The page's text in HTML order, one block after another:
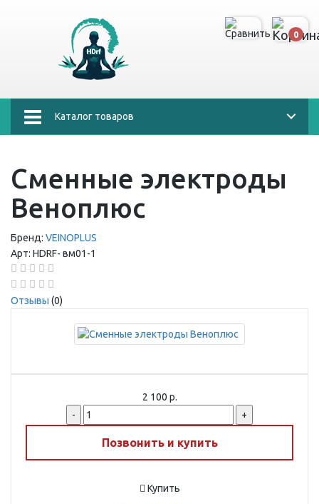
0
Каталог товаров
Сменные электроды
Веноплюс
Бренд: VEINOPLUS
Арт: HDRF- вм01-1
Отзывы (0)
2 100 р.
-
+
Позвонить и купить
Купить